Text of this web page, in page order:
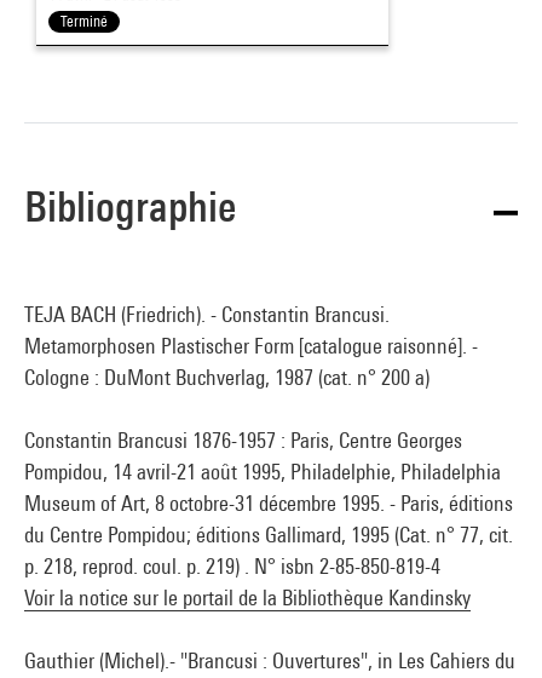
Terminé
Bibliographie
TEJA BACH (Friedrich). - Constantin Brancusi.
Metamorphosen Plastischer Form [catalogue raisonné]. -
Cologne : DuMont Buchverlag, 1987 (cat. n° 200 a)
Constantin Brancusi 1876-1957 : Paris, Centre Georges
Pompidou, 14 avril-21 août 1995, Philadelphie, Philadelphia
Museum of Art, 8 octobre-31 décembre 1995. - Paris, éditions
du Centre Pompidou; éditions Gallimard, 1995 (Cat. n° 77, cit.
p. 218, reprod. coul. p. 219) . N° isbn 2-85-850-819-4
Voir la notice sur le portail de la Bibliothèque Kandinsky
Gauthier (Michel).- "Brancusi : Ouvertures", in Les Cahiers du